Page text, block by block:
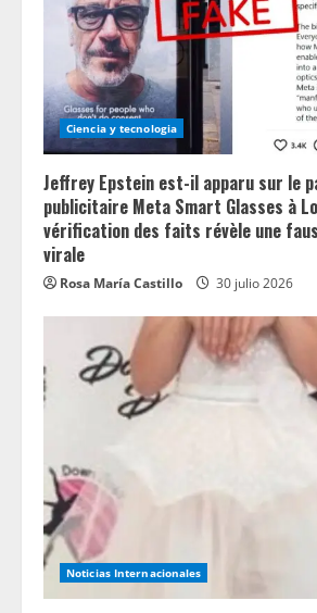
Ciencia y tecnologia
Jeffrey Epstein est-il apparu sur le
publicitaire Meta Smart Glasses à
vérification des faits révèle une
virale
Rosa María Castillo 30 julio 2026
Noticias Internacionales